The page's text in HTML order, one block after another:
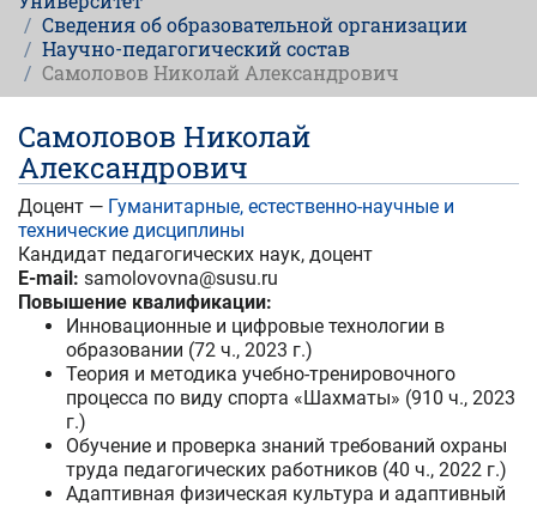
Сведения об образовательной организации
Научно-педагогический состав
Самоловов Николай Александрович
Самоловов Николай
Александрович
Доцент — Гуманитарные, естественно-научные и
технические дисциплины
Кандидат педагогических наук, доцент
E-mail: samolovovna@susu.ru
Повышение квалификации:
Инновационные и цифровые технологии в
образовании (72 ч., 2023 г.)
Теория и методика учебно-тренировочного
процесса по виду спорта «Шахматы» (910 ч., 2023
г.)
Обучение и проверка знаний требований охраны
труда педагогических работников (40 ч., 2022 г.)
Адаптивная физическая культура и адаптивный